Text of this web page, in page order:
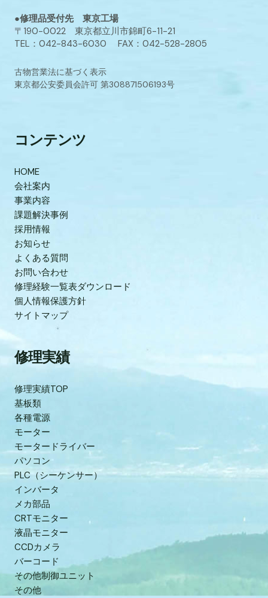
●修理品受付先 東京工場
〒190-0022 東京都立川市錦町6-11-21
TEL：042-843-6030 FAX：042-528-2805
古物営業法に基づく表示
東京都公安委員会許可 第308871506193号
コンテンツ
HOME
会社案内
事業内容
課題解決事例
採用情報
お知らせ
よくある質問
お問い合わせ
修理経験一覧表ダウンロード
個人情報保護方針
サイトマップ
修理実績
修理実績TOP
基板類
各種電源
モーター
モータードライバー
パソコン
PLC（シーケンサー）
インバータ
メカ部品
CRTモニター
液晶モニター
CCDカメラ
バーコード
その他制御ユニット
その他